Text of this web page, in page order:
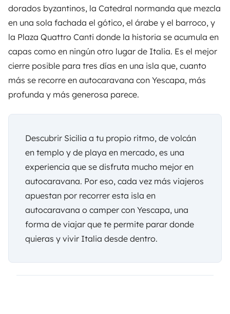
dorados byzantinos, la Catedral normanda que mezcla
en una sola fachada el gótico, el árabe y el barroco, y
la Plaza Quattro Canti donde la historia se acumula en
capas como en ningún otro lugar de Italia. Es el mejor
cierre posible para tres días en una isla que, cuanto
más se recorre en autocaravana con Yescapa, más
profunda y más generosa parece.
Descubrir Sicilia a tu propio ritmo, de volcán
en templo y de playa en mercado, es una
experiencia que se disfruta mucho mejor en
autocaravana. Por eso, cada vez más viajeros
apuestan por recorrer esta isla en
autocaravana o camper con Yescapa, una
forma de viajar que te permite parar donde
quieras y vivir Italia desde dentro.